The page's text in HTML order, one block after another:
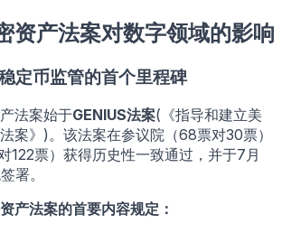
资产法案对数字领域的影响
定币监管的首个里程碑
法案始于GENIUS法案(《指导和建立美
案》)。该法案在参议院（68票对30票）
122票）获得历史性一致通过，并于7月
署。
产法案的首要内容规定：